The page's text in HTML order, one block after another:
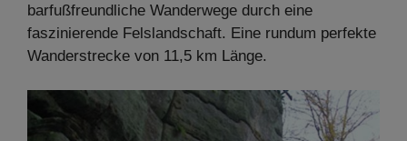
barfußfreundliche Wanderwege durch eine
faszinierende Felslandschaft. Eine rundum perfekte
Wanderstrecke von 11,5 km Länge.